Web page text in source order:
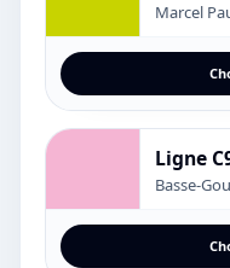
Marcel
Ligne
Basse-